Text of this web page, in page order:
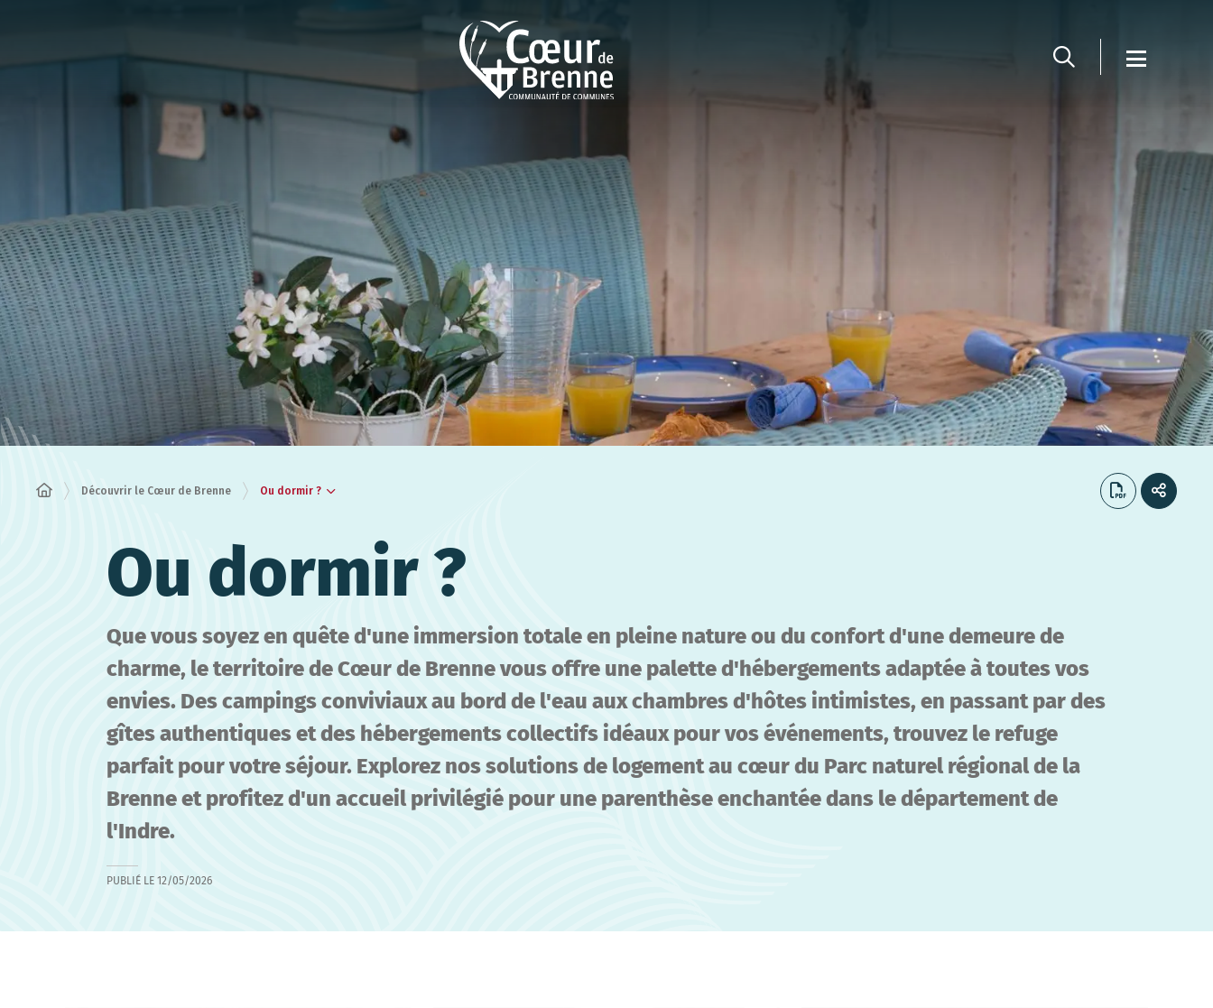
Découvrir le Cœur de Brenne Ou dormir ?
Ou dormir ?
Que vous soyez en quête d'une immersion totale en pleine nature ou du confort d'une demeure de
charme, le territoire de Cœur de Brenne vous offre une palette d'hébergements adaptée à toutes vos
envies. Des campings conviviaux au bord de l'eau aux chambres d'hôtes intimistes, en passant par des
gîtes authentiques et des hébergements collectifs idéaux pour vos événements, trouvez le refuge
parfait pour votre séjour. Explorez nos solutions de logement au cœur du Parc naturel régional de la
Brenne et profitez d'un accueil privilégié pour une parenthèse enchantée dans le département de
l'Indre.
PUBLIÉ LE 12/05/2026